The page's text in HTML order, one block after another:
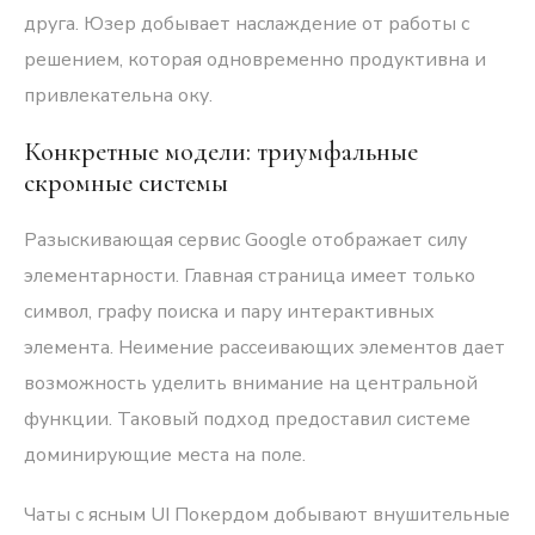
друга. Юзер добывает наслаждение от работы с
решением, которая одновременно продуктивна и
привлекательна оку.
Конкретные модели: триумфальные
скромные системы
Разыскивающая сервис Google отображает силу
элементарности. Главная страница имеет только
символ, графу поиска и пару интерактивных
элемента. Неимение рассеивающих элементов дает
возможность уделить внимание на центральной
функции. Таковый подход предоставил системе
доминирующие места на поле.
Чаты с ясным UI Покердом добывают внушительные